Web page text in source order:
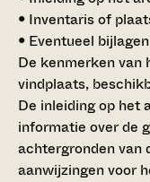
• Inventaris of
• Eventueel bijlagen
De kenmerken van
vindplaats,
De inleiding op het
informatie over de
achtergronden van
aanwijzingen voor